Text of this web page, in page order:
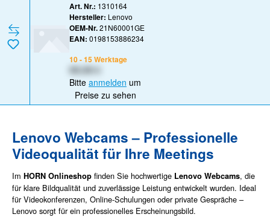
Art. Nr.: 1310164
Hersteller: Lenovo
OEM-Nr.21N60001GE
EAN: 0198153886234
10 - 15 Werktage
Bitte anmelden um
Preise zu sehen
Lenovo Webcams – Professionelle
Videoqualität für Ihre Meetings
Im HORN Onlineshop finden Sie hochwertige Lenovo Webcams, die
für klare Bildqualität und zuverlässige Leistung entwickelt wurden. Ideal
für Videokonferenzen, Online-Schulungen oder private Gespräche –
Lenovo sorgt für ein professionelles Erscheinungsbild.